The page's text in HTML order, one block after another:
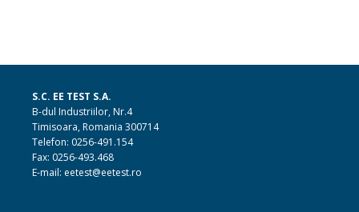
S.C. EE TEST S.A.
B-dul Industriilor, Nr.4
Timisoara, Romania 300714
Telefon: 0256-491.154
Fax: 0256-493.468
E-mail: eetest@eetest.ro